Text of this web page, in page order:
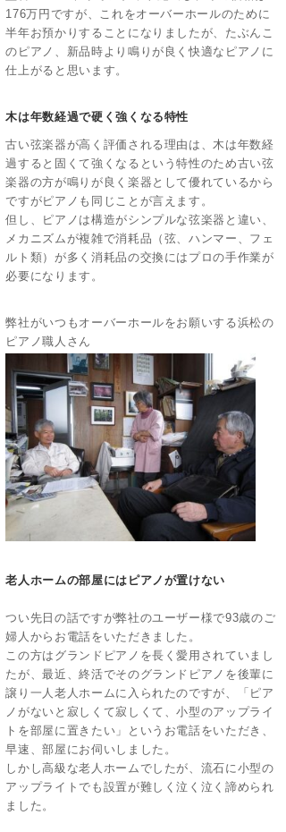
176万円ですが、これをオーバーホールのために
半年お預かりすることになりましたが、たぶんこ
のピアノ、新品時より鳴りが良く快適なピアノに
仕上がると思います。
木は年数経過で硬く強くなる特性
古い弦楽器が高く評価される理由は、木は年数経
過すると固くて強くなるという特性のため古い弦
楽器の方が鳴りが良く楽器として優れているから
ですがピアノも同じことが言えます。
但し、ピアノは構造がシンプルな弦楽器と違い、
メカニズムが複雑で消耗品（弦、ハンマー、フェ
ルト類）が多く消耗品の交換にはプロの手作業が
必要になります。
弊社がいつもオーバーホールをお願いする浜松の
ピアノ職人さん
老人ホームの部屋にはピアノが置けない
つい先日の話ですが弊社のユーザー様で93歳のご
婦人からお電話をいただきました。
この方はグランドピアノを長く愛用されていまし
たが、最近、終活でそのグランドピアノを後輩に
譲り一人老人ホームに入られたのですが、「ピア
ノがないと寂しくて寂しくて、小型のアップライ
トを部屋に置きたい」というお電話をいただき、
早速、部屋にお伺いしました。
しかし高級な老人ホームでしたが、流石に小型の
アップライトでも設置が難しく泣く泣く諦められ
ました。